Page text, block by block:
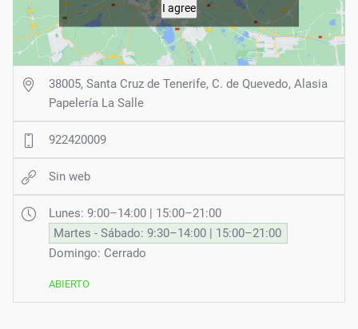
I agree
38005, Santa Cruz de Tenerife, C. de Quevedo, Alasia
Papelería La Salle
922420009
Sin web
Lunes: 9:00–14:00 | 15:00–21:00
Martes - Sábado: 9:30–14:00 | 15:00–21:00
Domingo: Cerrado
ABIERTO